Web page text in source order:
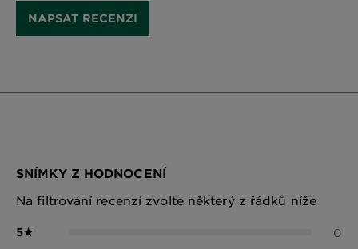
NAPSAT RECENZI
SNÍMKY Z HODNOCENÍ
Na filtrování recenzí zvolte některý z řádků níže
5★ 0